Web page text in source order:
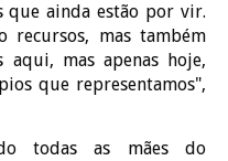
que ainda estão por vir.
recursos, mas também
aqui, mas apenas hoje,
que representamos",
todas as mães do